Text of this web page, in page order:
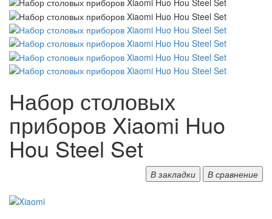
Набор столовых
приборов Xiaomi Huo
Hou Steel Set
В закладки В сравнение